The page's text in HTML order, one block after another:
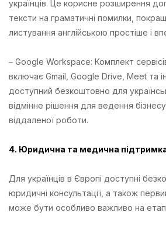
українців. Це корисне розширення
тексти на граматичні помилки,
листування англійською простіше і
– Google Workspace: Комплект
включає Gmail, Google Drive, Meet та
доступний безкоштовно для
відмінне рішення для ведення
віддаленої роботи.
4. Юридична та медична
Для українців в Європі доступні
юридичні консультації, а також
може бути особливо важливо на етапі